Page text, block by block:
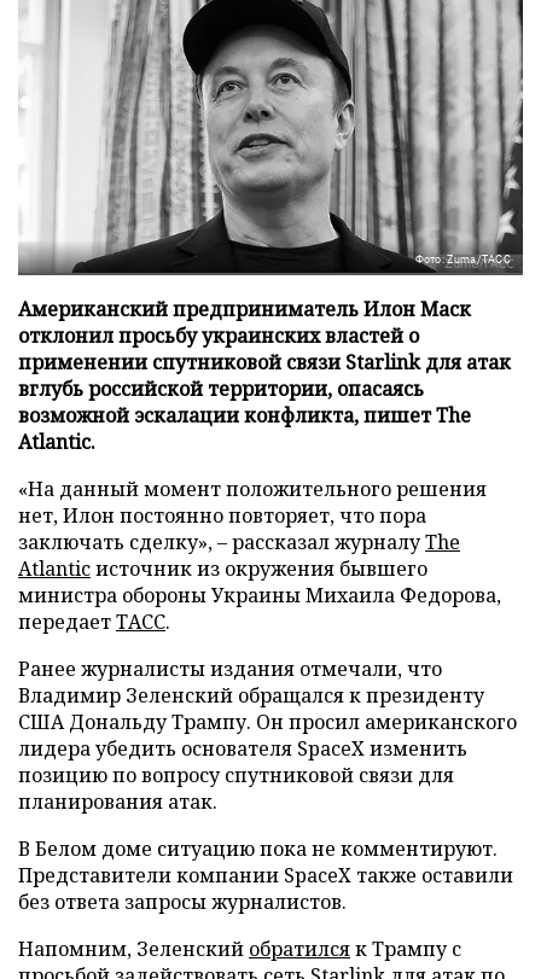
Фото: Zuma/ТАСС
Американский предприниматель Илон Маск
отклонил просьбу украинских властей о
применении спутниковой связи Starlink для атак
вглубь российской территории, опасаясь
возможной эскалации конфликта, пишет The
Atlantic.
«На данный момент положительного решения
нет, Илон постоянно повторяет, что пора
заключать сделку», – рассказал журналуThe
Atlanticисточник из окружения бывшего
министра обороны Украины Михаила Федорова,
передаетТАСС.
Ранее журналисты издания отмечали, что
Владимир Зеленский обращался к президенту
США Дональду Трампу. Он просил американского
лидера убедить основателя SpaceX изменить
позицию по вопросу спутниковой связи для
планирования атак.
В Белом доме ситуацию пока не комментируют.
Представители компании SpaceX также оставили
без ответа запросы журналистов.
Напомним, Зеленский обратилсяк Трампу с